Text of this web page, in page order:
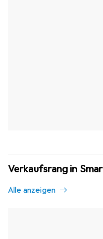
Verkaufsrang in
Alle anzeigen